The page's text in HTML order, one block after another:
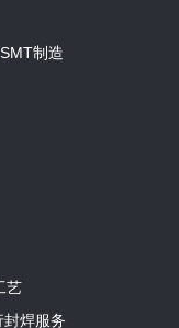
SMT制造
艺
焊服务